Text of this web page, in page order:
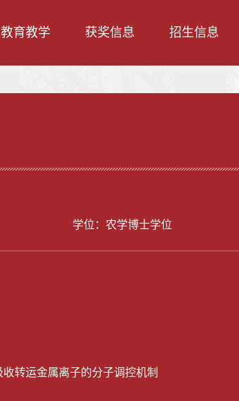
教育教学 获奖信息 招生信息
学位：农学博士学位
转运金属离子的分子调控机制